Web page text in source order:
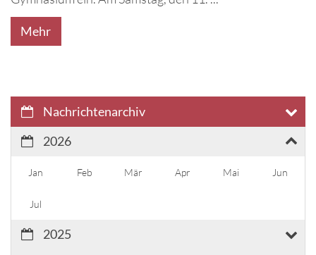
Mehr
Nachrichtenarchiv
2026
Jan Feb Mär Apr Mai Jun
Jul
2025